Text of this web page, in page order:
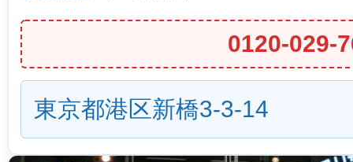
0120-029-
東京都港区新橋3-3-14